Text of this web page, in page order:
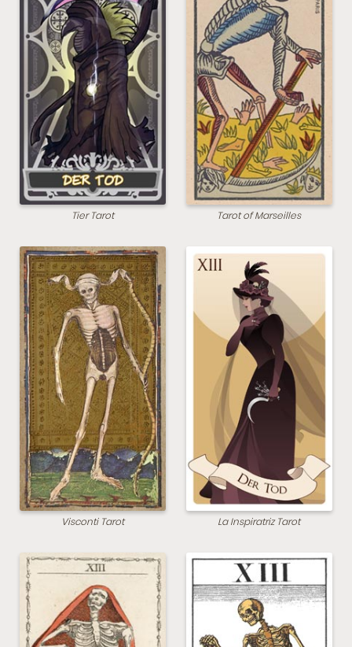
Tier Tarot Tarot of Marseilles
Visconti Tarot La Inspiratriz Tarot